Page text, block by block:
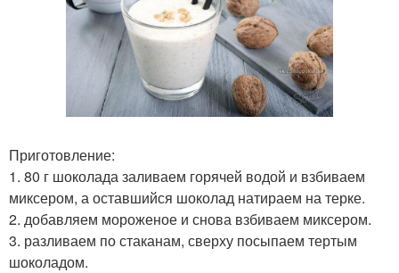
Приготовление:
1. 80 г шоколада заливаем горячей водой и взбиваем
миксером, а оставшийся шоколад натираем на терке.
2. добавляем мороженое и снова взбиваем миксером.
3. разливаем по стаканам, сверху посыпаем тертым
шоколадом.